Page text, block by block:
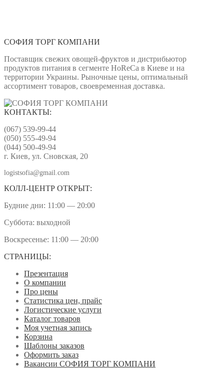
СОФИЯ ТОРГ КОМПАНИ
Поставщик свежих овощей-фруктов и дистрибьютор
продуктов питания в сегменте HoReCa в Киеве и на
территории Украины. Рыночные цены, оптимальный
ассортимент товаров, своевременная доставка.
КОНТАКТЫ:
(067) 539-99-44
(050) 555-49-94
(044) 500-49-94
г. Киев, ул. Сновская, 20
logistsofia@gmail.com
КОЛЛ-ЦЕНТР ОТКРЫТ:
Будние дни: 11:00 — 20:00
Суббота: выходной
Воскресенье: 11:00 — 20:00
СТРАНИЦЫ:
Презентация
О компании
Про цены
Статистика цен, прайс
Логистические услуги
Каталог товаров
Моя учетная запись
Корзина
Шаблоны заказов
Оформить заказ
Вакансии СОФИЯ ТОРГ КОМПАНИ